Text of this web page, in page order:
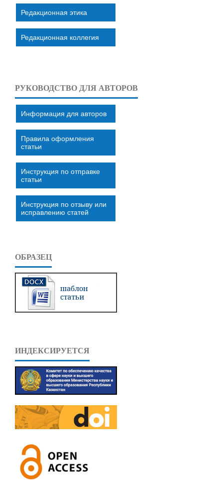
Редакционная этика
Редакционная коллегия
РУКОВОДСТВО ДЛЯ АВТОРОВ
Информация для авторов
Правила оформления
статьи
Инструкция по отправке
статьи
Инструкция по отзыву или
исправлению статей
ОБРАЗЕЦ
ИНДЕКСИРУЕТСЯ